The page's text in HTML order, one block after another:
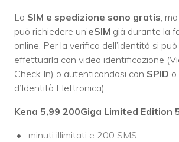
La SIM e spedizione sono gratis ,
può richiedere un’eSIM già durante la
online. Per la verifica dell’identità si
effettuarla con video identificazione
Check In) o autenticandosi con SPID o
d’Identità Elettronica).
Kena 5,99 200Giga Limited Edition
minuti illimitati e 200 SMS